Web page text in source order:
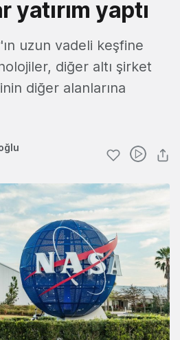
yatırım yaptı
uzun vadeli keşfine
diğer altı şirket
diğer alanlarına